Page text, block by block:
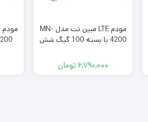
مودم LTE مبین نت مدل MN-
4200 با بسته 100 گیگ شش
۶,۷۹۰,۰۰۰تومان